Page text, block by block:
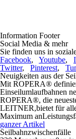
Information Footer
Social Media & mehr
Sie finden uns in
Facebook, Youtube,
Twitter, Pinterest,
Neuigkeiten aus der
Mit ROPERA®
Einseilumlaufbahnen
ROPERA®, die
LEITNER,bietet für
Maximum
ganzer Artikel
Seilbahnzwischenfälle